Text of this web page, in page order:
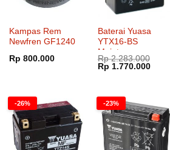
Kampas Rem
Newfren GF1240
Rp 800.000
Baterai Yuasa
YTX16-BS
Maintenance
Rp2.283.000
Harga
aslinya
Rp 1.770.000Harga
-26% -23%